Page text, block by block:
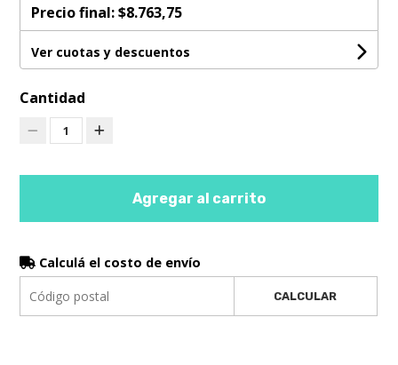
Precio final:$8.763,75
Ver cuotas y descuentos
Cantidad
1
Agregar al carrito
Calculá el costo de envío
CALCULAR